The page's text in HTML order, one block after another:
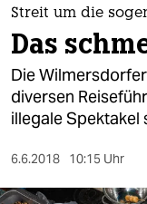
themen
politik
öko
gesellschaft
Streit um die
Das
Die
diversen
illegale Spektakel
6.6.2018 10:15 Uhr